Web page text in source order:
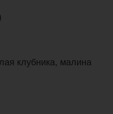
клубника, малина